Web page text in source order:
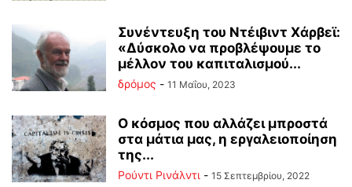
Συνέντευξη του Ντέιβιντ Χάρβεϊ:
«Δύσκολο να προβλέψουμε το
μέλλον του καπιταλισμού...
δρόμος - 11 Μαΐου, 2023
Ο κόσμος που αλλάζει μπροστά
στα μάτια μας, η εργαλειοποίηση
της...
Ρούντι Ρινάλντι - 15 Σεπτεμβρίου, 2022